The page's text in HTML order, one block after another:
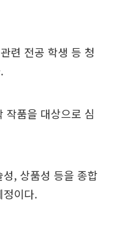
련 전공 학생 등 청
작품을 대상으로 심
, 상품성 등을 종합
이다.